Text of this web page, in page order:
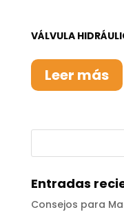
VÁLVULA
Leer más
Entradas
Consejos para